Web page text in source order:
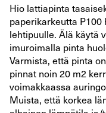
Hio lattiapinta
paperikarkeutta
lehtipuulle. Älä käytä
imuroimalla pinta
Varmista, että pinta
pinnat noin 20 m2
voimakkaassa
Muista, että korkea